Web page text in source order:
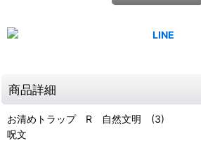
商品詳細
お清めトラップ R 自然文明 (3)
呪文